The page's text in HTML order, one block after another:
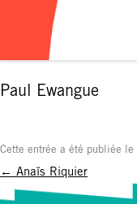
Paul Ewangue
Cette entrée a été publiée le
Navigation
des
← Anaïs Riquier